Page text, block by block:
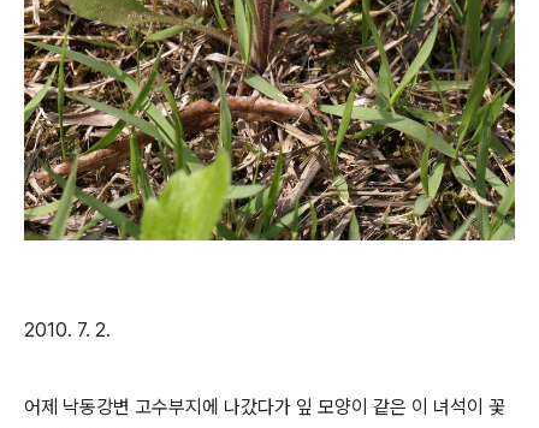
2010. 7. 2.
어제 낙동강변 고수부지에 나갔다가 잎 모양이 같은 이 녀석이 꽃